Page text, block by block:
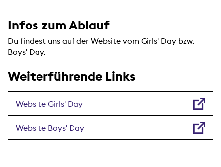
Infos zum Ablauf
Du findest uns auf der Website vom Girls' Day bzw.
Boys' Day.
Weiterführende Links
Website Girls' Day
Website Boys' Day